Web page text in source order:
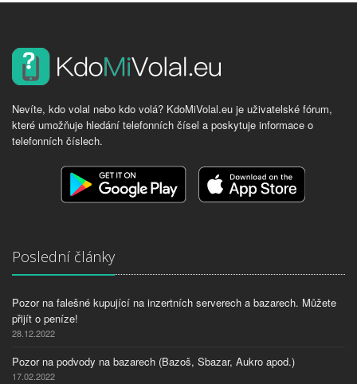
Nevíte, kdo volal nebo kdo volá? KdoMiVolal.eu je uživatelské fórum,
které umožňuje hledání telefonních čísel a poskytuje informace o
telefonních číslech.
Poslední články
Pozor na falešné kupující na inzertních serverech a bazarech. Můžete
přijít o peníze!
28.12.2022
Pozor na podvody na bazarech (Bazoš, Sbazar, Aukro apod.)
17.02.2022